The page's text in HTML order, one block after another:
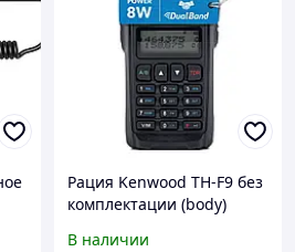
Рация Kenwood TH-F9 без
комплектации (body)
В наличии